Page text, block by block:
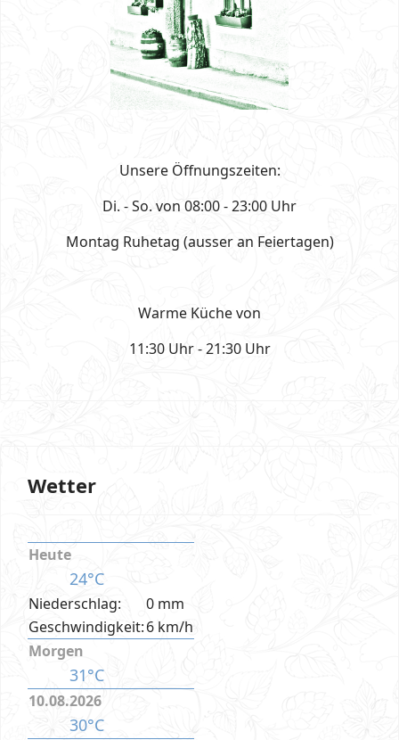
Unsere Öffnungszeiten:
Di. - So. von 08:00 - 23:00 Uhr
Montag Ruhetag (ausser an Feiertagen)
Warme Küche von
11:30 Uhr - 21:30 Uhr
Wetter
Heute
24°C
Niederschlag:
0 mm
Geschwindigkeit:6 km/h
Morgen
31°C
10.08.2026
30°C